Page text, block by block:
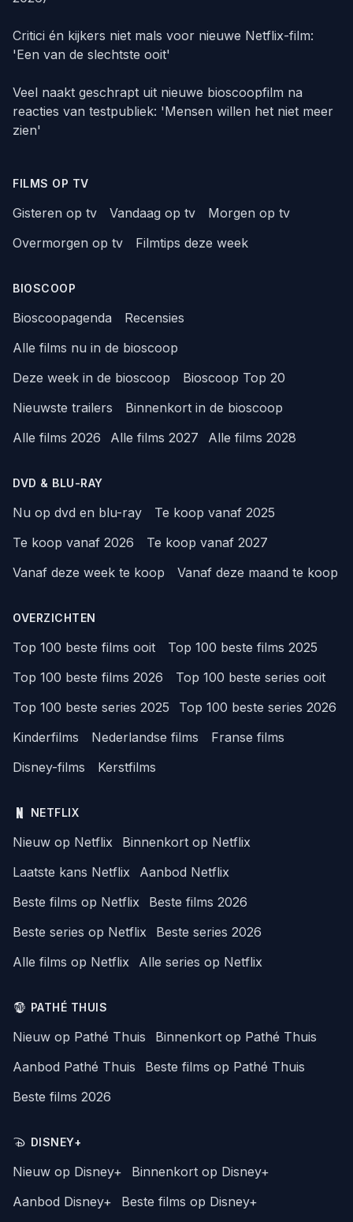
Critici én kijkers niet mals voor nieuwe Netflix-film:
'Een van de slechtste ooit'
Veel naakt geschrapt uit nieuwe bioscoopfilm na
reacties van testpubliek: 'Mensen willen het niet meer
zien'
FILMS OP TV
Gisteren op tv Vandaag op tv
Morgen op tv
Overmorgen op tv
Filmtips deze week
BIOSCOOP
Bioscoopagenda
Recensies
Alle films nu in de bioscoop
Deze week in de bioscoop
Bioscoop Top 20
Nieuwste trailers
Binnenkort in de bioscoop
Alle films 2026
Alle films 2027 Alle films 2028
DVD & BLU-RAY
Nu op dvd en blu-ray
Te koop vanaf 2025
Te koop vanaf 2026
Te koop vanaf 2027
Vanaf deze week te koop
Vanaf deze maand te koop
OVERZICHTEN
Top 100 beste films ooit
Top 100 beste films 2025
Top 100 beste films 2026
Top 100 beste series ooit
Top 100 beste series 2025
Top 100 beste series 2026
Kinderfilms
Nederlandse films
Franse films
Disney-films
Kerstfilms
NETFLIX
Nieuw op Netflix
Binnenkort op Netflix
Laatste kans Netflix
Aanbod Netflix
Beste films op Netflix
Beste films 2026
Beste series op Netflix
Beste series 2026
Alle films op Netflix
Alle series op Netflix
PATHÉ THUIS
Nieuw op Pathé Thuis
Binnenkort op Pathé Thuis
Aanbod Pathé Thuis
Beste films op Pathé Thuis
Beste films 2026
DISNEY+
Nieuw op Disney+
Binnenkort op Disney+
Aanbod Disney+
Beste films op Disney+